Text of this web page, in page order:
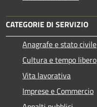
CATEGORIE DI SERVIZIO
Anagrafe e stato civile
Cultura e tempo libero
Vita lavorativa
Imprese e Commercio